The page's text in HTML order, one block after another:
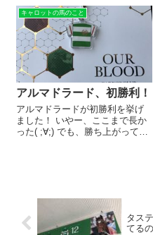
な馬いたっけ…」 と思うかもし
れません。 8/25現在、カタログ
もまだ届いていないし。 キャロ
ット2021募集馬、中央入厩...
キャロットの馬のこと
アルマドラード、初勝利！
アルマドラードが初勝利を挙げ
ました！ いやー、ここまで長か
った( ;∀;) でも、勝ち上がってく
タス
てる